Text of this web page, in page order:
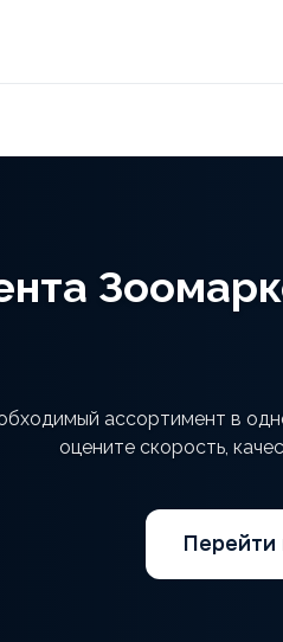
ассортимент в
оцените скорость,
Перейти